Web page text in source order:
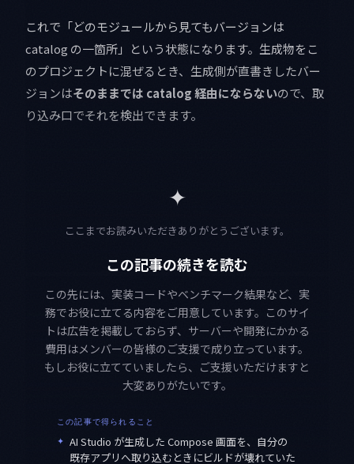
これで「どのモジュールから見てもバージョンは
catalog の一箇所」という状態になります。生成物をこ
のプロジェクトに混ぜるとき、生成側が直書きしたバー
ジョンはそのままでは catalog 経由にならないので、取
り込み口でそれを検出できます。
✦
ここまでお読みいただきありがとうございます。
この記事の続きを読む
この先には、実装コードやベンチマーク結果など、実
務でお役に立てる内容をご用意しています。このサイ
トは広告を掲載しておらず、サーバーや開発にかかる
費用はメンバーの皆様のご支援で成り立っています。
もしお役に立てていましたら、ご支援いただけますと
大変ありがたいです。
この記事で得られること
✦ AI Studio が生成した Compose 画面を、自分の
既存アプリへ取り込むときにビルドが壊れていた